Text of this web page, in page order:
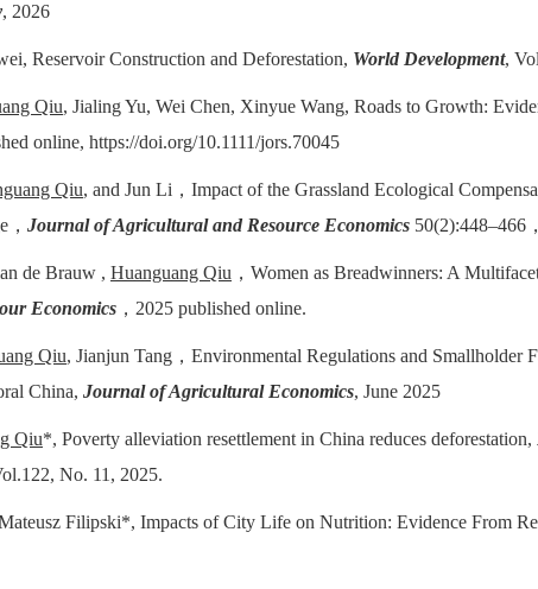
, 2026
Reservoir Construction and Deforestation, World Development,
Qiu, Jialing Yu, Wei Chen, Xinyue Wang, Roads to Growth:
online, https://doi.org/10.1111/jors.70045
Qiu, and Jun Li，Impact of the Grassland Ecological
Journal of Agricultural and Resource Economics 50(2):448–466
de Brauw , Huanguang Qiu ，Women as Breadwinners: A
Economics ，2025 published online.
Qiu, Jianjun Tang，Environmental Regulations and Smallholder
China, Journal of Agricultural Economics, June 2025
Qiu*, Poverty alleviation resettlement in China reduces deforestation,
No. 11, 2025.
Filipski*, Impacts of City Life on Nutrition: Evidence From